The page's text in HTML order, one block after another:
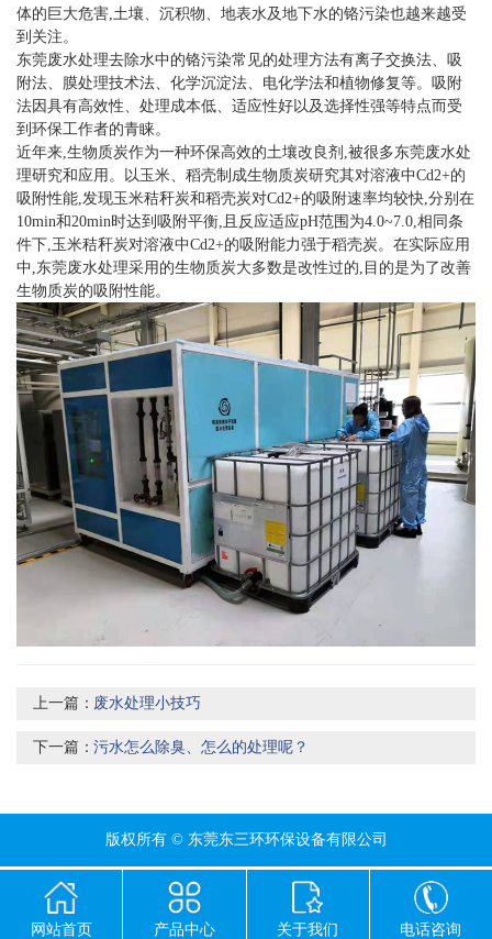
体的巨大危害,土壤、沉积物、地表水及地下水的铬污染也越来越受
到关注。
东莞废水处理去除水中的铬污染常见的处理方法有离子交换法、吸
附法、膜处理技术法、化学沉淀法、电化学法和植物修复等。吸附
法因具有高效性、处理成本低、适应性好以及选择性强等特点而受
到环保工作者的青睐。
近年来,生物质炭作为一种环保高效的土壤改良剂,被很多东莞废水处
理研究和应用。以玉米、稻壳制成生物质炭研究其对溶液中Cd2+的
吸附性能,发现玉米秸秆炭和稻壳炭对Cd2+的吸附速率均较快,分别在
10min和20min时达到吸附平衡,且反应适应pH范围为4.0~7.0,相同条
件下,玉米秸秆炭对溶液中Cd2+的吸附能力强于稻壳炭。在实际应用
中,东莞废水处理采用的生物质炭大多数是改性过的,目的是为了改善
生物质炭的吸附性能。
上一篇： 废水处理小技巧
下一篇：污水怎么除臭、怎么的处理呢？
版权所有 © 东莞东三环环保设备有限公司
网站首页 产品中心 关于我们 电话咨询